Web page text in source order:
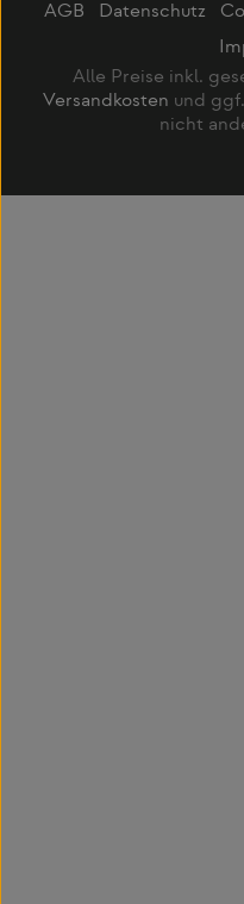
AGB Datenschutz
Alle Preise inkl.
Versandkosten und
nicht